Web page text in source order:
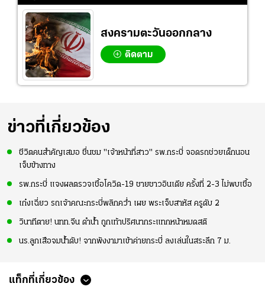
สงครามตะวันออกกลาง
ติดตาม
ข่าวที่เกี่ยวข้อง
ชีวิตคนสำคัญเสมอ ชื่นชม "เจ้าหน้าที่สาว" รพ.กระบี่ จอดรถช่วยเด็กนอน
เจ็บข้างทาง
รพ.กระบี่ แจงผลตรวจเชื้อโควิด-19 ชายชาวอินเดีย ครั้งที่ 2-3 ไม่พบเชื้อ
เก๋งเฉี่ยว รถเจ้าคณะกระบี่พลิกคว่ำ เผย พระเจ็บสาหัส ครูดับ 2
วินาทีตาย! นทท.จีน ดำน้ำ ถูกเท้าปริศนากระแทกหน้าหมดสติ
นร.ลูกเสือจมน้ำดับ! จากพังงามาเข้าค่ายกระบี่ ลงเล่นในสระลึก 7 ม.
แท็กที่เกี่ยวข้อง